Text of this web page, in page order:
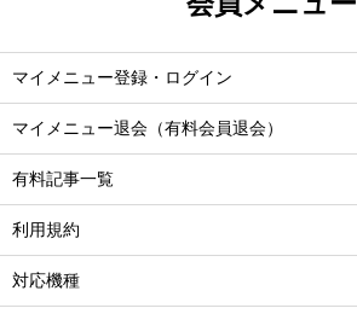
マイメニュー登録・ログイン
マイメニュー退会（有料会員退会）
有料記事一覧
利用規約
対応機種